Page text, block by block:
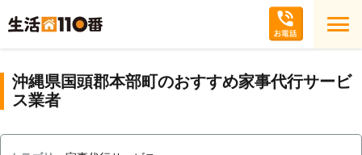
沖縄県国頭郡本部町のおすすめ家事代行サービ
ス業者